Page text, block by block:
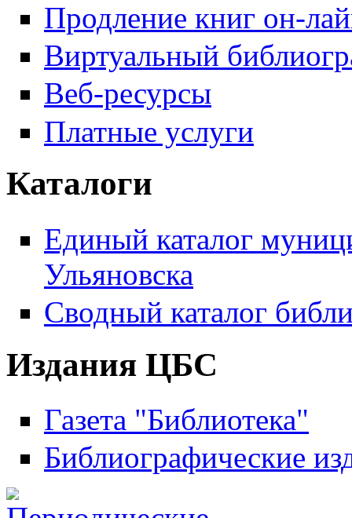
Продление книг он-
Виртуальный
Веб-ресурсы
Платные услуги
Каталоги
Единый каталог
Ульяновска
Сводный каталог
Издания ЦБС
Газета "Библиотека"
Библиографические